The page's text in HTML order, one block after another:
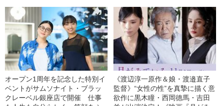
オープン1周年を記念した特別イ
ベントがサムソナイト・ブラッ
クレーベル銀座店で開催 仕事
《渡辺淳一原作＆娘・渡邉直子
監督》“女性の性”を真摯に描く意
欲作に黒木瞳・西岡德馬・吉田